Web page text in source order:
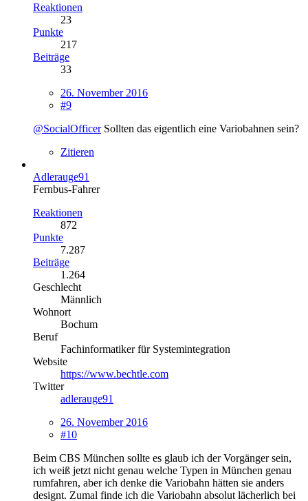
Reaktionen
23
Punkte
217
Beiträge
33
26. November 2016
#9
@SocialOfficerSollten das eigentlich eine Variobahnen sein?
Zitieren
Adlerauge91
Fernbus-Fahrer
Reaktionen
872
Punkte
7.287
Beiträge
1.264
Geschlecht
Männlich
Wohnort
Bochum
Beruf
Fachinformatiker für Systemintegration
Website
https://www.bechtle.com
Twitter
adlerauge91
26. November 2016
#10
Beim CBS München sollte es glaub ich der Vorgänger sein,
ich weiß jetzt nicht genau welche Typen in München genau
rumfahren, aber ich denke die Variobahn hätten sie anders
designt. Zumal finde ich die Variobahn absolut lächerlich bei